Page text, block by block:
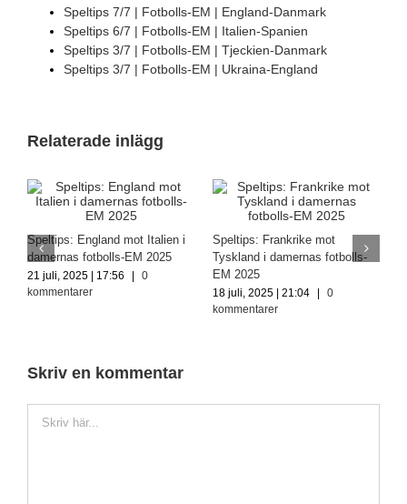
Speltips 7/7 | Fotbolls-EM | England-Danmark
Speltips 6/7 | Fotbolls-EM | Italien-Spanien
Speltips 3/7 | Fotbolls-EM | Tjeckien-Danmark
Speltips 3/7 | Fotbolls-EM | Ukraina-England
Relaterade inlägg
Speltips: England mot Italien i
damernas fotbolls-EM 2025
21 juli, 2025 | 17:56 |
0
kommentarer
Speltips: Frankrike mot
Tyskland i damernas fotbolls-
EM 2025
18 juli, 2025 | 21:04 |
0
kommentarer
Skriv en kommentar